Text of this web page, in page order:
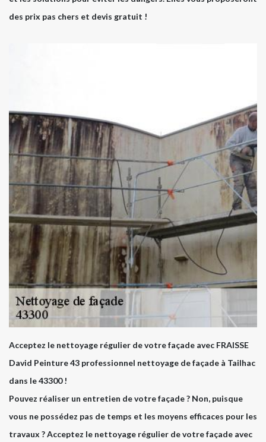
des prix pas chers et devis gratuit !
Acceptez le nettoyage régulier de votre façade avec FRAISSE
David Peinture 43 professionnel nettoyage de façade à Tailhac
dans le 43300 !
Pouvez réaliser un entretien de votre façade ? Non, puisque
vous ne possédez pas de temps et les moyens efficaces pour les
travaux ? Acceptez le nettoyage régulier de votre façade avec